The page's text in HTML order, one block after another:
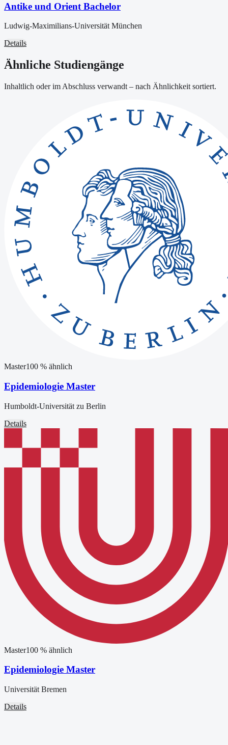
Antike und Orient Bachelor
Ludwig-Maximilians-Universität München
Details
Ähnliche Studiengänge
Inhaltlich oder im Abschluss verwandt – nach Ähnlichkeit sortiert.
Master100 % ähnlich
Epidemiologie Master
Humboldt-Universität zu Berlin
Details
Master100 % ähnlich
Epidemiologie Master
Universität Bremen
Details